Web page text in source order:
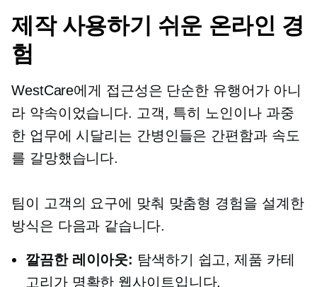
제작 사용하기 쉬운 온라인 경
험
WestCare에게 접근성은 단순한 유행어가 아니
라 약속이었습니다. 고객, 특히 노인이나 과중
한 업무에 시달리는 간병인들은 간편함과 속도
를 갈망했습니다.
팀이 고객의 요구에 맞춰 맞춤형 경험을 설계한
방식은 다음과 같습니다.
깔끔한 레이아웃: 탐색하기 쉽고, 제품 카테
고리가 명확한 웹사이트입니다.